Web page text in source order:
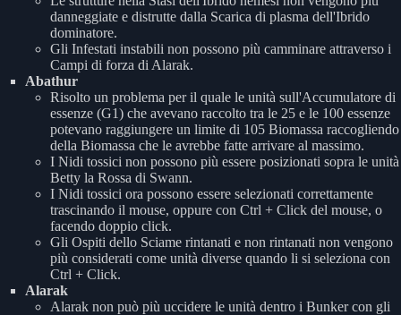
danneggiate e distrutte dalla Scarica di plasma dell'Ibrido
dominatore.
Gli Infestati instabili non possono più camminare attraverso i
Campi di forza di Alarak.
Abathur
Risolto un problema per il quale le unità sull'Accumulatore di
essenze (G1) che avevano raccolto tra le 25 e le 100 essenze
potevano raggiungere un limite di 105 Biomassa raccogliendo
della Biomassa che le avrebbe fatte arrivare al massimo.
I Nidi tossici non possono più essere posizionati sopra le unità
Betty la Rossa di Swann.
I Nidi tossici ora possono essere selezionati correttamente
trascinando il mouse, oppure con Ctrl + Click del mouse, o
facendo doppio click.
Gli Ospiti dello Sciame rintanati e non rintanati non vengono
più considerati come unità diverse quando li si seleziona con
Ctrl + Click.
Alarak
Alarak non può più uccidere le unità dentro i Bunker con gli